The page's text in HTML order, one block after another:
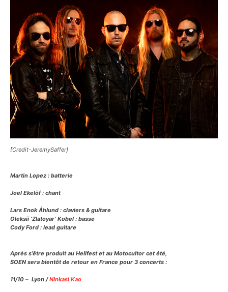
[Credit-JeremySaffer]
Martin Lopez : batterie
Joel Ekelöf : chant
Lars Enok Åhlund : claviers & guitare
Oleksii ‘Zlatoyar’ Kobel : basse
Cody Ford : lead guitare
Après s’être produit au Hellfest et au Motocultor cet été,
SOEN sera bientôt de retour en France pour 3 concerts :
11/10 – Lyon /Ninkasi Kao